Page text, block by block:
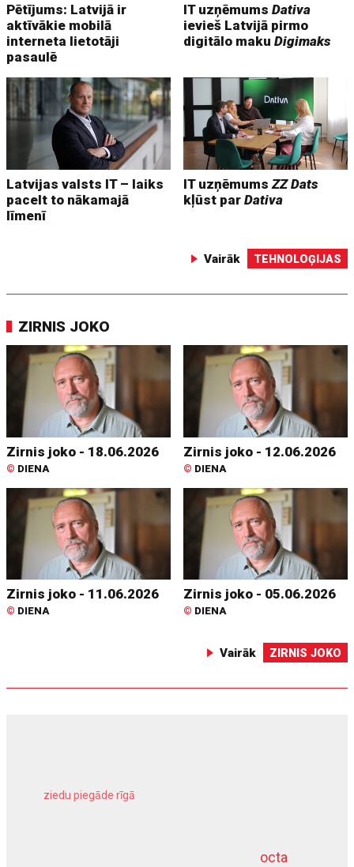
Pētījums: Latvijā ir
aktīvākie mobilā
interneta lietotāji
pasaulē
IT uzņēmumsDativa
ievieš Latvijā pirmo
digitālo makuDigimaks
Latvijas valsts IT – laiks
pacelt to nākamajā
līmenī
IT uzņēmumsZZ Dats
kļūst parDativa
Vairāk TEHNOLOĢIJAS
ZIRNIS JOKO
Zirnis joko - 18.06.2026
© DIENA
Zirnis joko - 12.06.2026
© DIENA
Zirnis joko - 11.06.2026
© DIENA
Zirnis joko - 05.06.2026
© DIENA
Vairāk ZIRNIS JOKO
octa
ziedu piegāde rīgā
dziļurbums